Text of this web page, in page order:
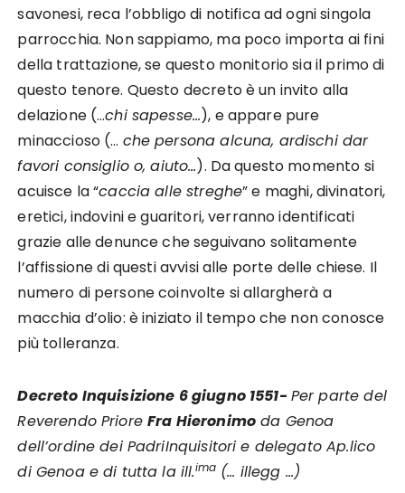
savonesi, reca l’obbligo di notifica ad ogni singola
parrocchia. Non sappiamo, ma poco importa ai fini
della trattazione, se questo monitorio sia il primo di
questo tenore. Questo decreto è un invito alla
delazione (…chi sapesse…), e appare pure
minaccioso (… che persona alcuna, ardischi dar
favori consiglio o, aiuto…). Da questo momento si
acuisce la “caccia alle streghe” e maghi, divinatori,
eretici, indovini e guaritori, verranno identificati
grazie alle denunce che seguivano solitamente
l’affissione di questi avvisi alle porte delle chiese. Il
numero di persone coinvolte si allargherà a
macchia d’olio: è iniziato il tempo che non conosce
più tolleranza.
Decreto Inquisizione 6 giugno 1551- Per parte del
Reverendo PrioreFra Hieronimo da Genoa
dell’ordine dei PadriInquisitori e delegato Ap.lico
di Genoa e di tutta la ill.ima (… illegg …)